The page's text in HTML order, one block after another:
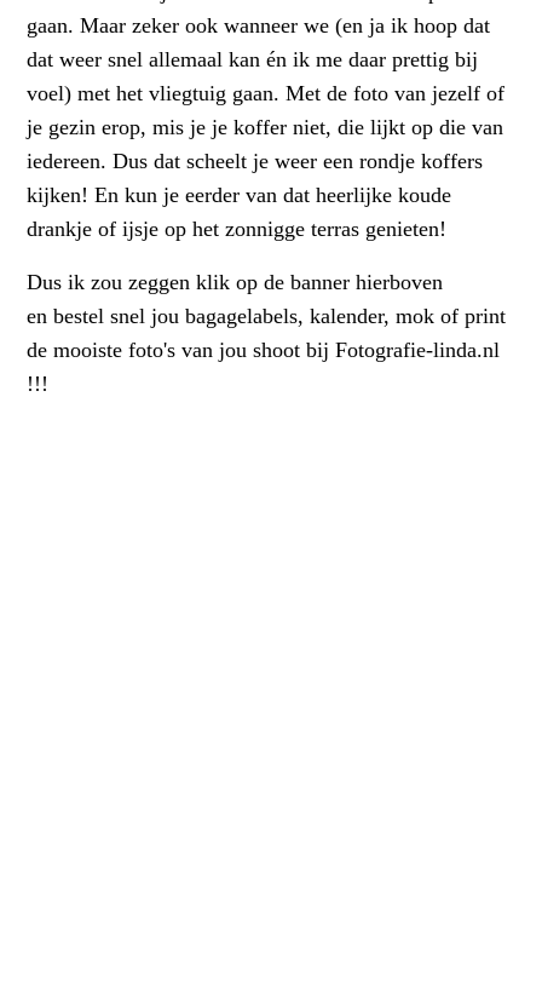
gaan. Maar zeker ook wanneer we (en ja ik hoop dat
dat weer snel allemaal kan én ik me daar prettig bij
voel) met het vliegtuig gaan. Met de foto van jezelf of
je gezin erop, mis je je koffer niet, die lijkt op die van
iedereen. Dus dat scheelt je weer een rondje koffers
kijken! En kun je eerder van dat heerlijke koude
drankje of ijsje op het zonnigge terras genieten!
Dus ik zou zeggen klik op de banner hierboven
en bestel snel jou bagagelabels, kalender, mok of print
de mooiste foto's van jou shoot bij Fotografie-linda.nl
!!!